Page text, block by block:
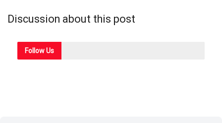
Discussion about this post
FollowUs